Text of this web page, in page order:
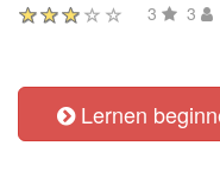
3 3
Lernen